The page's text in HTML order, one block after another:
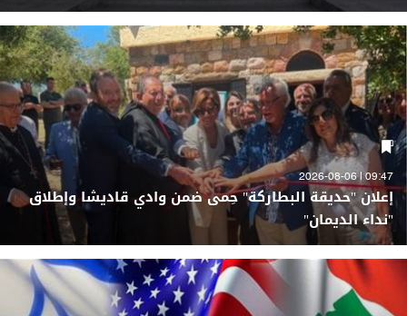
09:47 | 2026-08-06
إعلان "حديقة البطاركة" حِمى ضمن وادي قاديشا وإطلاق
"نداء الديمان"